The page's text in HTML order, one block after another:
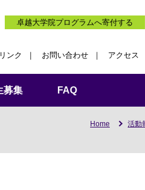
卓越大学院プログラムへ寄付する
リンク お問い合わせ アクセス
募集 FAQ
Home 活動